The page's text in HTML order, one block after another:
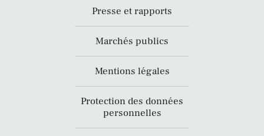
Presse et rapports
Marchés publics
Mentions légales
Protection des données
personnelles